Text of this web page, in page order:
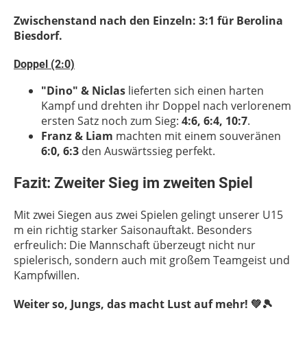
Zwischenstand nach den Einzeln: 3:1 für Berolina
Biesdorf.
Doppel (2:0)
"Dino" & Niclas lieferten sich einen harten
Kampf und drehten ihr Doppel nach verlorenem
ersten Satz noch zum Sieg: 4:6, 6:4, 10:7.
Franz & Liam machten mit einem souveränen
6:0, 6:3 den Auswärtssieg perfekt.
Fazit: Zweiter Sieg im zweiten Spiel
Mit zwei Siegen aus zwei Spielen gelingt unserer U15
m ein richtig starker Saisonauftakt. Besonders
erfreulich: Die Mannschaft überzeugt nicht nur
spielerisch, sondern auch mit großem Teamgeist und
Kampfwillen.
Weiter so, Jungs, das macht Lust auf mehr! 💚🎾